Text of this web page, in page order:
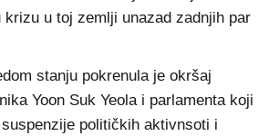
krizu u toj zemlji unazad zadnjih par
stanju pokrenula je okršaj
Yoon Suk Yeola i parlamenta koji
političkih aktivnsoti i